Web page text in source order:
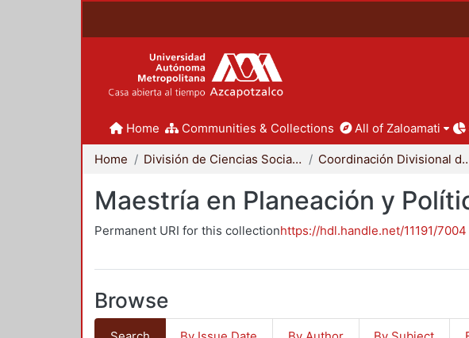
Home Communities & Collections All of Zaloamati
Home División de Ciencias Sociales y Humanidades Coordinación
Maestría en Planeación y
Permanent URI for this collectionhttps://hdl.handle.net/11191/7004
Browse